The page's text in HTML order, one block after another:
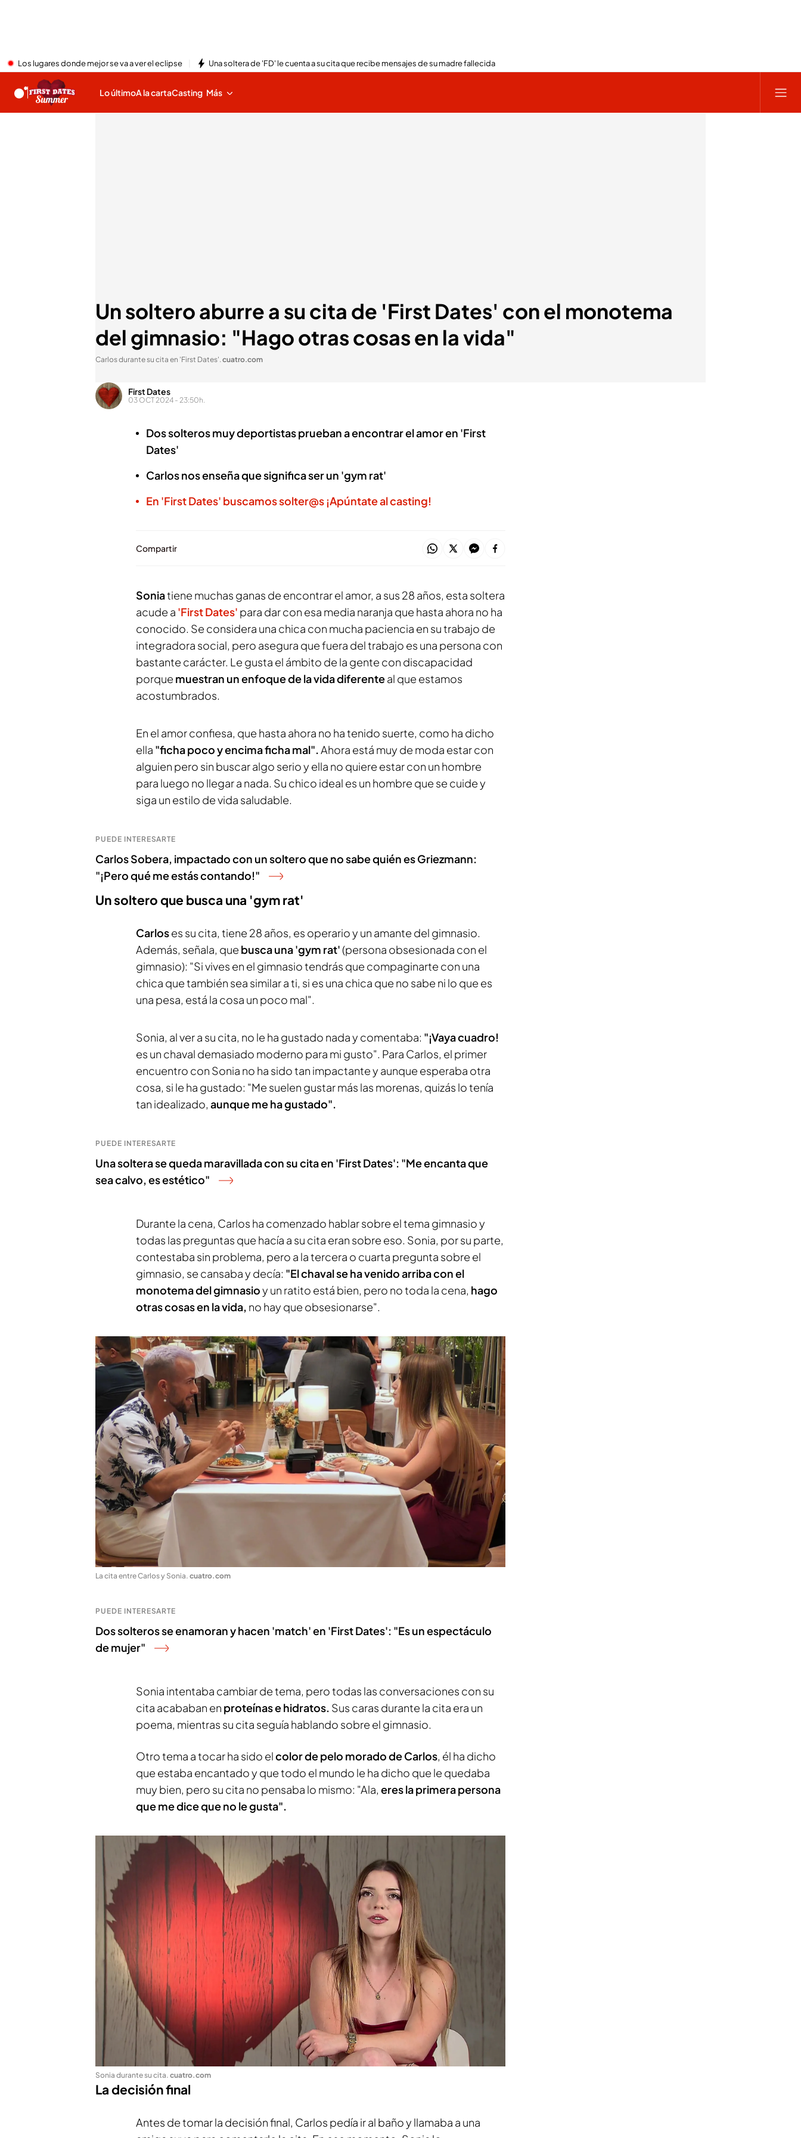
Los lugares donde mejor se va a ver el eclipse Una soltera de 'FD' le cuenta a su cita que recibe mensajes de su madre fallecida
Lo últimoA la cartaCasting Más
Un soltero aburre a su cita de 'First Dates' con el monotema
del gimnasio: "Hago otras cosas en la vida"
Carlos durante su cita en 'First Dates'.cuatro.com
First Dates
03 OCT 2024 - 23:50h.
Dos solteros muy deportistas prueban a encontrar el amor en 'First
Dates'
Carlos nos enseña que significa ser un 'gym rat'
En 'First Dates' buscamos solter@s ¡Apúntate al casting!
Compartir
Soniatiene muchas ganas de encontrar el amor, a sus 28 años, esta soltera
acude a 'First Dates' para dar con esa media naranja que hasta ahora no ha
conocido. Se considera una chica con mucha paciencia en su trabajo de
integradora social, pero asegura que fuera del trabajo es una persona con
bastante carácter. Le gusta el ámbito de la gente con discapacidad
porque muestran un enfoque de la vida diferenteal que estamos
acostumbrados.
En el amor confiesa, que hasta ahora no ha tenido suerte, como ha dicho
ella "ficha poco y encima ficha mal".Ahora está muy de moda estar con
alguien pero sin buscar algo serio y ella no quiere estar con un hombre
para luego no llegar a nada. Su chico ideal es un hombre que se cuide y
siga un estilo de vida saludable.
PUEDE INTERESARTE
Carlos Sobera, impactado con un soltero que no sabe quién es Griezmann:
"¡Pero qué me estás contando!"
Un soltero que busca una 'gym rat'
Carloses su cita, tiene 28 años, es operario y un amante del gimnasio.
Además, señala, que busca una 'gym rat'(persona obsesionada con el
gimnasio): "Si vives en el gimnasio tendrás que compaginarte con una
chica que también sea similar a ti, si es una chica que no sabe ni lo que es
una pesa, está la cosa un poco mal".
Sonia, al ver a su cita, no le ha gustado nada y comentaba: "¡Vaya cuadro!
es un chaval demasiado moderno para mi gusto". Para Carlos, el primer
encuentro con Sonia no ha sido tan impactante y aunque esperaba otra
cosa, si le ha gustado: "Me suelen gustar más las morenas, quizás lo tenía
tan idealizado, aunque me ha gustado".
PUEDE INTERESARTE
Una soltera se queda maravillada con su cita en 'First Dates': "Me encanta que
sea calvo, es estético"
Durante la cena, Carlos ha comenzado hablar sobre el tema gimnasio y
todas las preguntas que hacía a su cita eran sobre eso. Sonia, por su parte,
contestaba sin problema, pero a la tercera o cuarta pregunta sobre el
gimnasio, se cansaba y decía: "El chaval se ha venido arriba con el
monotema del gimnasioy un ratito está bien, pero no toda la cena, hago
otras cosas en la vida, no hay que obsesionarse".
La cita entre Carlos y Sonia. cuatro.com
PUEDE INTERESARTE
Dos solteros se enamoran y hacen 'match' en 'First Dates': "Es un espectáculo
de mujer"
Sonia intentaba cambiar de tema, pero todas las conversaciones con su
cita acababan en proteínas e hidratos. Sus caras durante la cita era un
poema, mientras su cita seguía hablando sobre el gimnasio.
Otro tema a tocar ha sido elcolor de pelo morado de Carlos, él ha dicho
que estaba encantado y que todo el mundo le ha dicho que le quedaba
muy bien, pero su cita no pensaba lo mismo: "Ala, eres la primera persona
que me dice que no le gusta".
Sonia durante su cita. cuatro.com
La decisión final
Antes de tomar la decisión final, Carlos pedía ir al baño y llamaba a una